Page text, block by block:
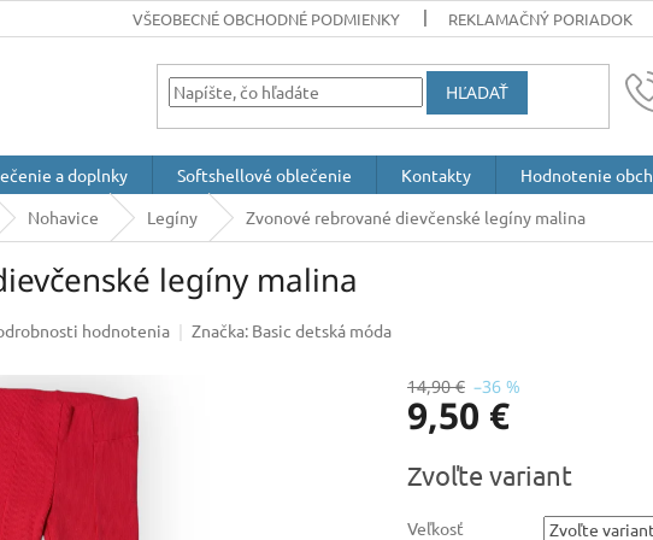
VŠEOBECNÉ OBCHODNÉ PODMIENKY REKLAMAČNÝ PORIADOK
HĽADAŤ
a doplnky Softshellové oblečenie Kontakty Hodnotenie
Nohavice Legíny Zvonové rebrované dievčenské legíny malina
legíny malina
hodnotenia Značka: Basic detská móda
14,90 € –36 %
9,50 €
cena:
Zvoľte variant
Veľkosť